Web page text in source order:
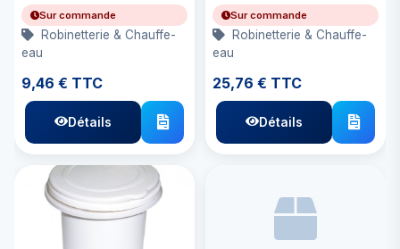
Sur commande
Robinetterie & Chauffe-
eau
9,46 € TTC
Détails
clipser
Sur commande
Robinetterie & Chauffe-
eau
25,76 € TTC
Détails